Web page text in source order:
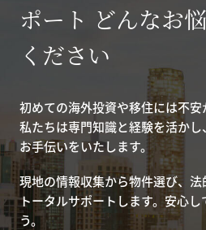
ポート どんなお
ください
初めての海外投資や移住には不安
私たちは専門知識と経験を活か
お手伝いをいたします。
現地の情報収集から物件選び、法
トータルサポートします。安心
う。